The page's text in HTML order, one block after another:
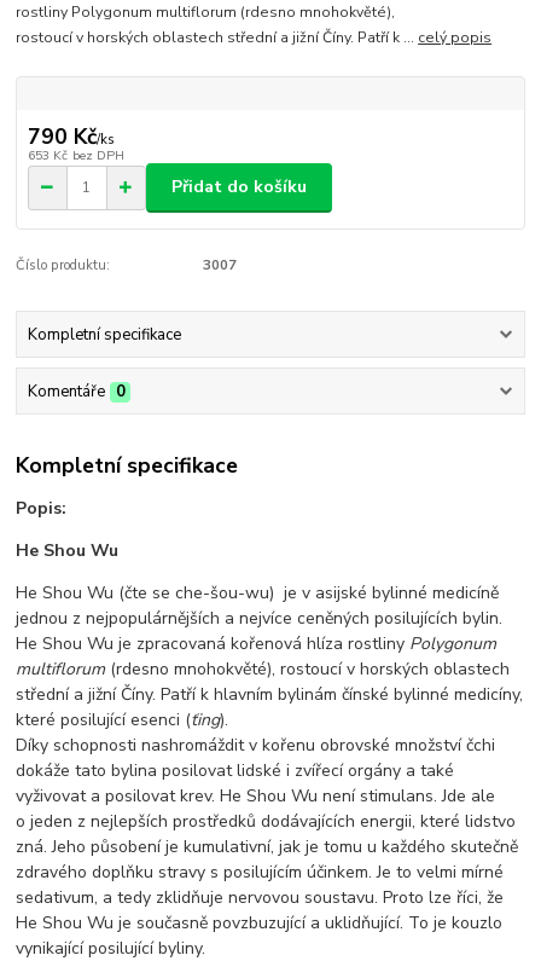
rostliny Polygonum multiflorum (rdesno mnohokvěté),
rostoucí v horských oblastech střední a jižní Číny. Patří k ... celý popis
790 Kč/ks
653 Kč bez DPH
Přidat do košíku
Číslo produktu: 3007
Kompletní specifikace
Komentáře 0
Kompletní specifikace
Popis:
He Shou Wu
He Shou Wu (čte se che-šou-wu) je v asijské bylinné medicíně
jednou z nejpopulárnějších a nejvíce ceněných posilujících bylin.
He Shou Wu je zpracovaná kořenová hlíza rostliny Polygonum
multiflorum(rdesno mnohokvěté), rostoucí v horských oblastech
střední a jižní Číny. Patří k hlavním bylinám čínské bylinné medicíny,
které posilující esenci (ťing).
Díky schopnosti nashromáždit v kořenu obrovské množství čchi
dokáže tato bylina posilovat lidské i zvířecí orgány a také
vyživovat a posilovat krev. He Shou Wu není stimulans. Jde ale
o jeden z nejlepších prostředků dodávajících energii, které lidstvo
zná. Jeho působení je kumulativní, jak je tomu u každého skutečně
zdravého doplňku stravy s posilujícím účinkem. Je to velmi mírné
sedativum, a tedy zklidňuje nervovou soustavu. Proto lze říci, že
He Shou Wu je současně povzbuzující a uklidňující. To je kouzlo
vynikající posilující byliny.